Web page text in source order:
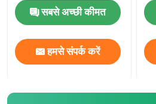
सबसे अच्छी कीमत
हमसे संपर्क करें